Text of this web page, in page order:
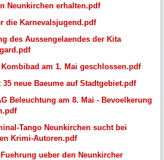
Neunkirchen erhalten.pdf
die Karnevalsjugend.pdf
des Aussengelaendes der Kita
am 1. Mai geschlossen.pdf
neue Baeume auf Stadtgebiet.pdf
Beleuchtung am 8. Mai - Bevoelkerung
Tango Neunkirchen sucht bei
Krimi-Autoren.pdf
ueber den Neunkircher